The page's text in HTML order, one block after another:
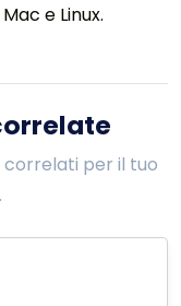
e Linux.
correlati per il tuo